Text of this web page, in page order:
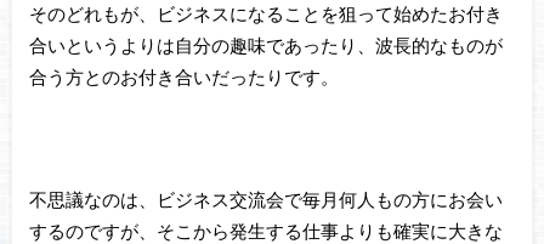
そのどれもが、ビジネスになることを狙って始めたお付き
合いというよりは自分の趣味であったり、波長的なものが
合う方とのお付き合いだったりです。
不思議なのは、ビジネス交流会で毎月何人もの方にお会い
するのですが、そこから発生する仕事よりも確実に大きな